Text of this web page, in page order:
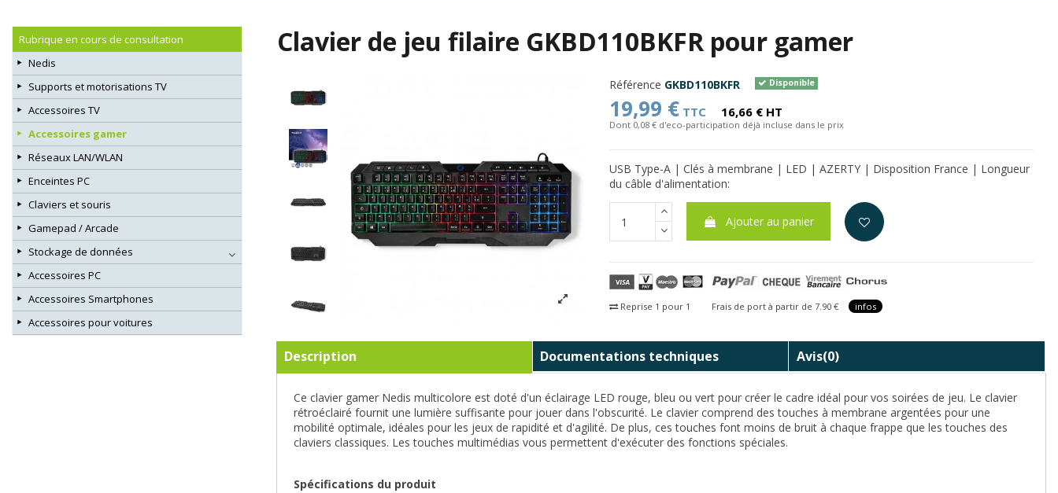
Clavier de jeu filaire GKBD110BKFR pour gamer
Référence GKBD110BKFR Disponible
19,99 € TTC 16,66 € HT
Dont 0,08 € d'eco-participation déjà incluse dans le prix
USB Type-A | Clés à membrane | LED | AZERTY | Disposition France | Longueur
du câble d'alimentation:
Ajouter au panier
Reprise 1 pour 1 Frais de port à partir de 7.90 € infos
Description Documentations techniques Avis(0)
Ce clavier gamer Nedis multicolore est doté d'un éclairage LED rouge, bleu ou vert pour créer le cadre idéal pour vos soirées de jeu. Le clavier
rétroéclairé fournit une lumière suffisante pour jouer dans l'obscurité. Le clavier comprend des touches à membrane argentées pour une
mobilité optimale, idéales pour les jeux de rapidité et d'agilité. De plus, ces touches font moins de bruit à chaque frappe que les touches des
claviers classiques. Les touches multimédias vous permettent d'exécuter des fonctions spéciales.
Spécifications du produit
Rubrique en cours de consultation
Nedis
Supports et motorisations TV
Accessoires TV
Accessoires gamer
Réseaux LAN/WLAN
Enceintes PC
Claviers et souris
Gamepad / Arcade
Stockage de données
Accessoires PC
Accessoires Smartphones
Accessoires pour voitures